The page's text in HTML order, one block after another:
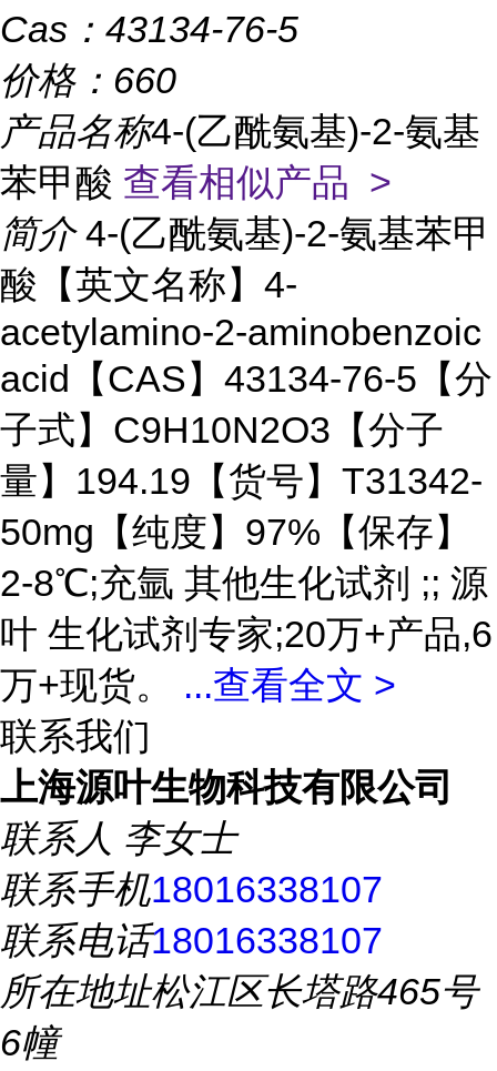
Cas： 43134-76-5
价格： 660
产品名称4-(乙酰氨基)-2-氨基
苯甲酸 查看相似产品 >
简介 4-(乙酰氨基)-2-氨基苯甲
酸【英文名称】4-
acetylamino-2-aminobenzoic
acid【CAS】43134-76-5【分
子式】C9H10N2O3【分子
量】194.19【货号】T31342-
50mg【纯度】97%【保存】
2-8℃;充氩 其他生化试剂 ;; 源
叶 生化试剂专家;20万+产品,6
万+现货。 ...查看全文 >
联系我们
上海源叶生物科技有限公司
联系人 李女士
联系手机18016338107
联系电话18016338107
所在地址松江区长塔路465号
6幢